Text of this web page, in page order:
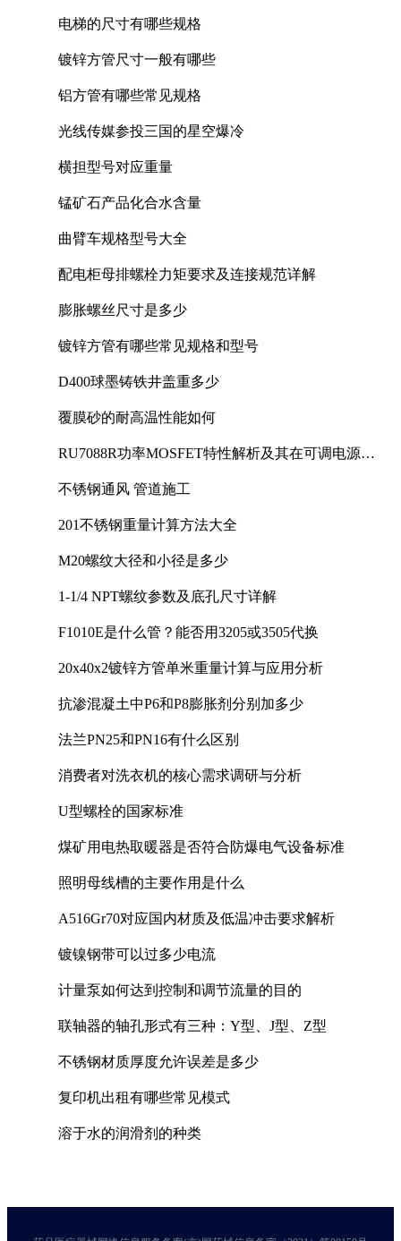
电梯的尺寸有哪些规格
镀锌方管尺寸一般有哪些
铝方管有哪些常见规格
光线传媒参投三国的星空爆冷
横担型号对应重量
锰矿石产品化合水含量
曲臂车规格型号大全
配电柜母排螺栓力矩要求及连接规范详解
膨胀螺丝尺寸是多少
镀锌方管有哪些常见规格和型号
D400球墨铸铁井盖重多少
覆膜砂的耐高温性能如何
RU7088R功率MOSFET特性解析及其在可调电源设
不锈钢通风 管道施工
201不锈钢重量计算方法大全
M20螺纹大径和小径是多少
1-1/4 NPT螺纹参数及底孔尺寸详解
F1010E是什么管？能否用3205或3505代换
20x40x2镀锌方管单米重量计算与应用分析
抗渗混凝土中P6和P8膨胀剂分别加多少
法兰PN25和PN16有什么区别
消费者对洗衣机的核心需求调研与分析
U型螺栓的国家标准
煤矿用电热取暖器是否符合防爆电气设备标准
照明母线槽的主要作用是什么
A516Gr70对应国内材质及低温冲击要求解析
镀镍钢带可以过多少电流
计量泵如何达到控制和调节流量的目的
联轴器的轴孔形式有三种：Y型、J型、Z型
不锈钢材质厚度允许误差是多少
复印机出租有哪些常见模式
溶于水的润滑剂的种类